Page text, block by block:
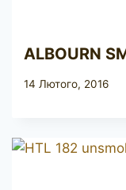
ALBOURN
14 Лютого, 2016